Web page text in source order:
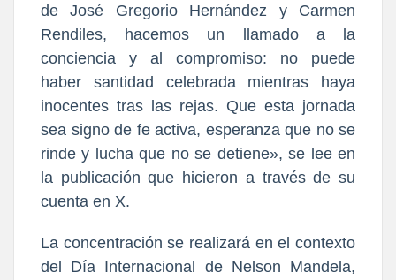
de José Gregorio Hernández y Carmen
Rendiles, hacemos un llamado a la
conciencia y al compromiso: no puede
haber santidad celebrada mientras haya
inocentes tras las rejas. Que esta jornada
sea signo de fe activa, esperanza que no se
rinde y lucha que no se detiene», se lee en
la publicación que hicieron a través de su
cuenta en X.
La concentración se realizará en el contexto
del Día Internacional de Nelson Mandela,